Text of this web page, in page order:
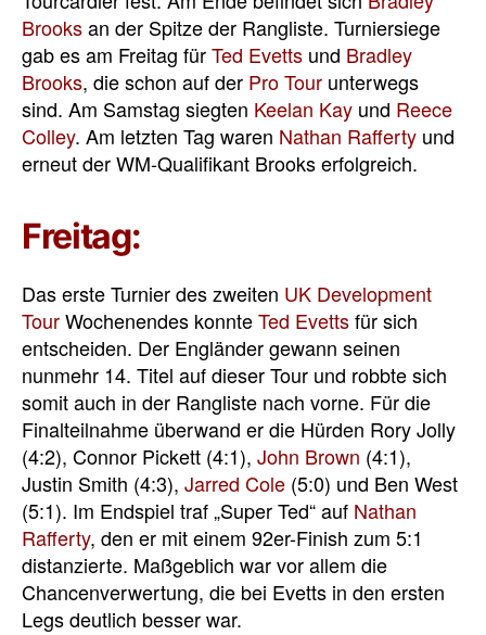
Brooksan der Spitze der Rangliste. Turniersiege
gab es am Freitag fürTed Evetts und Bradley
Brooks, die schon auf der Pro Tour unterwegs
sind. Am Samstag siegten Keelan Kay und Reece
Colley. Am letzten Tag waren Nathan Rafferty und
erneut der WM-Qualifikant Brooks erfolgreich.
Freitag:
Das erste Turnier des zweiten UK Development
TourWochenendes konnteTed Evettsfür sich
entscheiden. Der Engländer gewann seinen
nunmehr 14. Titel auf dieser Tour und robbte sich
somit auch in der Rangliste nach vorne. Für die
Finalteilnahme überwand er die Hürden Rory Jolly
(4:2), Connor Pickett (4:1), John Brown (4:1),
Justin Smith (4:3), Jarred Cole (5:0) und Ben West
(5:1). Im Endspiel traf „Super Ted“ auf Nathan
Rafferty, den er mit einem 92er-Finish zum 5:1
distanzierte. Maßgeblich war vor allem die
Chancenverwertung, die bei Evetts in den ersten
Legs deutlich besser war.